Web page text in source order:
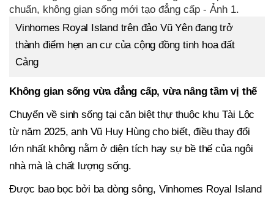
Vinhomes Royal Island trên đảo Vũ Yên đang trở
thành điểm hẹn an cư của cộng đồng tinh hoa đất
Cảng
Không gian sống vừa đẳng cấp, vừa nâng tầm vị thế
Chuyển về sinh sống tại căn biệt thự thuộc khu Tài Lộc
từ năm 2025, anh Vũ Huy Hùng cho biết, điều thay đổi
lớn nhất không nằm ở diện tích hay sự bề thế của ngôi
nhà mà là chất lượng sống.
Được bao bọc bởi ba dòng sông, Vinhomes Royal Island